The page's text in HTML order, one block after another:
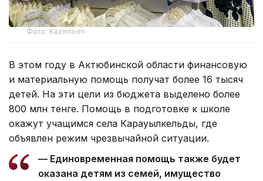
Фото: Kazinform
В этом году в Актюбинской области финансовую
и материальную помощь получат более 16 тысяч
детей. На эти цели из бюджета выделено более
800 млн тенге. Помощь в подготовке к школе
окажут учащимся села Карауылкельды, где
объявлен режим чрезвычайной ситуации.
— Единовременная помощь также будет
оказана детям из семей, имущество